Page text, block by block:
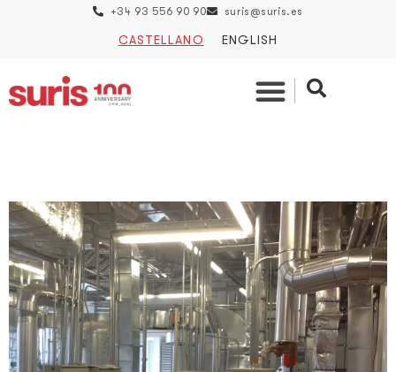
+34 93 556 90 90 suris@suris.es
CASTELLANO ENGLISH